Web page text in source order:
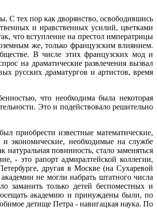
С тех пор как дворянство, освободившись
и нравственных усилий, цветками
что вступление на престол императрицы
же, только французским влиянием.
В числе этих французских мод и
на драматические развлечения вызвал
русских драматургов и артистов, время
что необходима была некоторая
Это и подействовало решительно
приобрести известные математические,
и экономические, необходимые на службе
повинность, стало заменяться
- это рапорт адмиралтейской коллегии,
другая в Москве (на Сухаревой
не могли набрать штатного числа
заманить только детей беспоместных и
академию и принуждены были, по
детище Петра - навигацкая наука. По